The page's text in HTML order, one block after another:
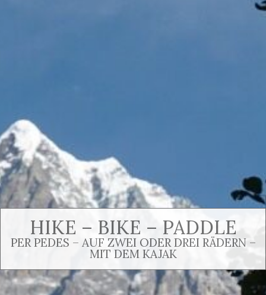
HIKE – BIKE – PADDLE
PER PEDES – AUF ZWEI ODER DREI RÄDERN –
MIT DEM KAJAK